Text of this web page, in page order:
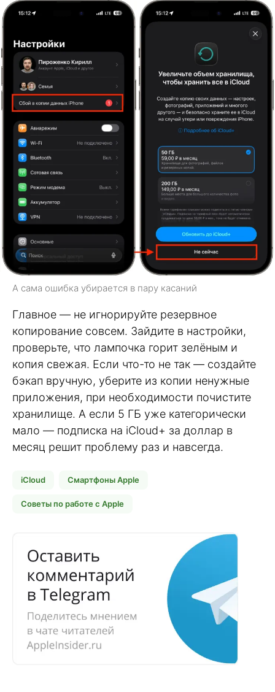
А сама ошибка убирается в пару касаний
Главное — не игнорируйте резервное
копирование совсем. Зайдите в настройки,
проверьте, что лампочка горит зелёным и
копия свежая. Если что-то не так — создайте
бэкап вручную, уберите из копии ненужные
приложения, при необходимости почистите
хранилище. А если 5 ГБ уже категорически
мало — подписка на iCloud+ за доллар в
месяц решит проблему раз и навсегда.
iCloud Смартфоны Apple
Советы по работе с Apple